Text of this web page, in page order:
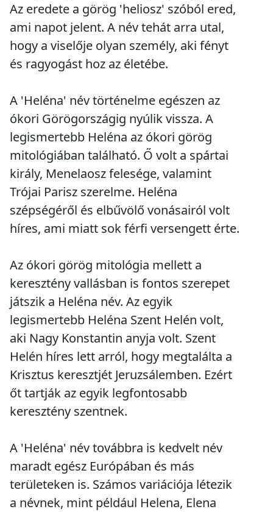
Az eredete a görög 'heliosz' szóból ered,
ami napot jelent. A név tehát arra utal,
hogy a viselője olyan személy, aki fényt
és ragyogást hoz az életébe.
A 'Heléna' név történelme egészen az
ókori Görögországig nyúlik vissza. A
legismertebb Heléna az ókori görög
mitológiában található. Ő volt a spártai
király, Menelaosz felesége, valamint
Trójai Parisz szerelme. Heléna
szépségéről és elbűvölő vonásairól volt
híres, ami miatt sok férfi versengett érte.
Az ókori görög mitológia mellett a
keresztény vallásban is fontos szerepet
játszik a Heléna név. Az egyik
legismertebb Heléna Szent Helén volt,
aki Nagy Konstantin anyja volt. Szent
Helén híres lett arról, hogy megtalálta a
Krisztus keresztjét Jeruzsálemben. Ezért
őt tartják az egyik legfontosabb
keresztény szentnek.
A 'Heléna' név továbbra is kedvelt név
maradt egész Európában és más
területeken is. Számos variációja létezik
a névnek, mint például Helena, Elena